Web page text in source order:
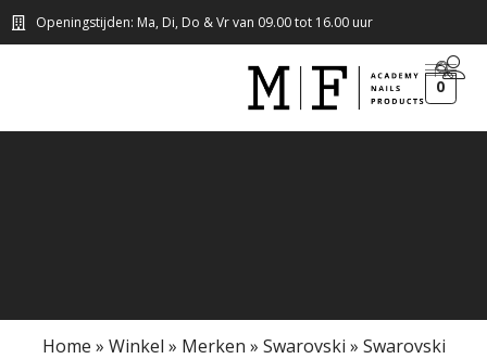
Openingstijden: Ma, Di, Do & Vr van 09.00 tot 16.00 uur
0
Home » Winkel » Merken » Swarovski » Swarovski